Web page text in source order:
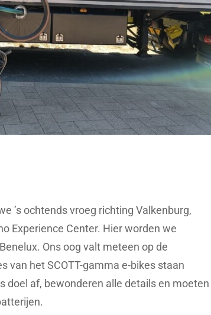
’s ochtends vroeg richting Valkenburg,
Experience Center. Hier worden we
Ons oog valt meteen op de
van het SCOTT-gamma e-bikes staan
doel af, bewonderen alle details en moeten